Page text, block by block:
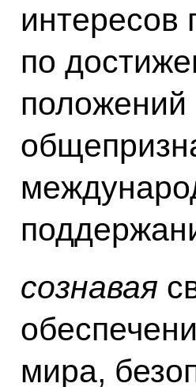
интересов
по
сознавая
мира,